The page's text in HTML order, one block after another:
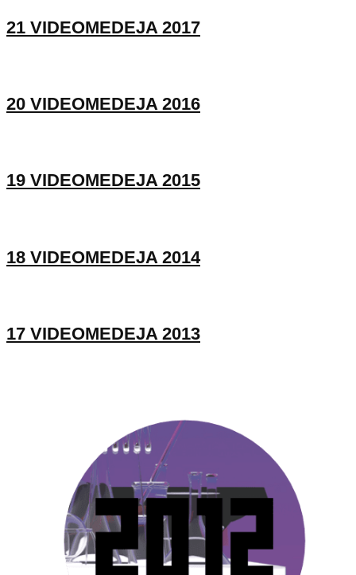
21 VIDEOMEDEJA 2017
20 VIDEOMEDEJA 2016
19 VIDEOMEDEJA 2015
18 VIDEOMEDEJA 2014
17 VIDEOMEDEJA 2013